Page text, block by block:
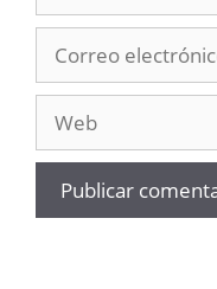
electrónico